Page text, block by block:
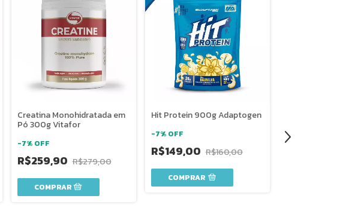
Creatina Monohidratada em
Pó 300g Vitafor
-7% OFF
R$259,90 R$279,00
Hit Protein 900g Adaptogen
-7% OFF
R$149,00 R$160,00
COMPRAR
Vitafor